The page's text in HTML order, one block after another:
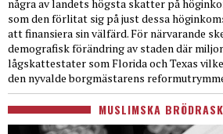
några av landets högsta skatter på
som den förlitat sig på just dessa
att finansiera sin välfärd. För närvarande
demografisk förändring av staden där
lågskattestater som Florida och Texas
den nyvalde borgmästarens
MUSLIMSKA